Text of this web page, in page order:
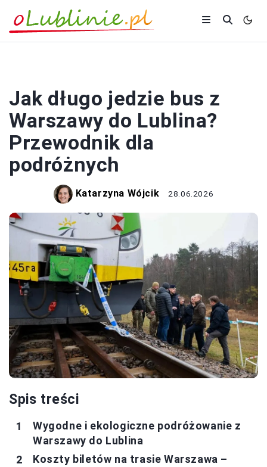
Jak długo jedzie bus z
Warszawy do Lublina?
Przewodnik dla
podróżnych
Katarzyna Wójcik 28.06.2026
Spis treści
Wygodne i ekologiczne podróżowanie z
Warszawy do Lublina
Koszty biletów na trasie Warszawa –